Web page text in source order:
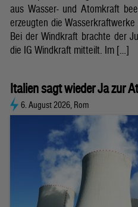
aus Wasser- und Atomkraft
erzeugten die
Bei der Windkraft brachte der
die IG Windkraft mitteilt. Im […]
Italien sagt wieder Ja zur
6. August 2026, Rom